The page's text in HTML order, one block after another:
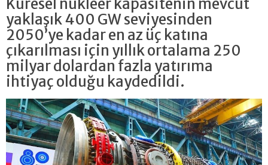
yaklaşık 400 GW seviyesinden
2050’ye kadar en az üç katına
çıkarılması için yıllık ortalama 250
milyar dolardan fazla yatırıma
ihtiyaç olduğu kaydedildi.